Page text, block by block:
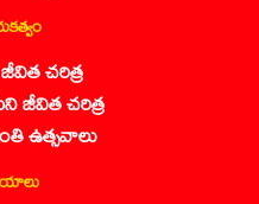
చరిత్ర
జీవిత చరిత్ర
ఉత్సవాలు